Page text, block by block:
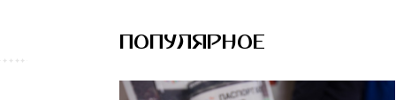
ПОПУЛЯРНОЕ